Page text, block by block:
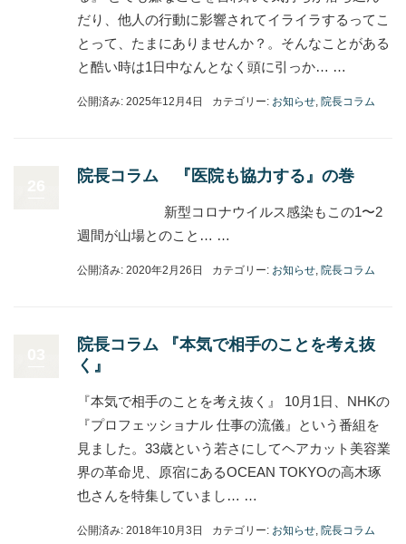
だり、他人の行動に影響されてイライラするってこ
とって、たまにありませんか？。そんなことがある
と酷い時は1日中なんとなく頭に引っか… …
公開済み: 2025年12月4日 カテゴリー: お知らせ, 院長コラム
院長コラム 『医院も協力する』の巻
新型コロナウイルス感染もこの1〜2
週間が山場とのこと… …
公開済み: 2020年2月26日 カテゴリー: お知らせ, 院長コラム
院長コラム 『本気で相手のことを考え抜
く』
『本気で相手のことを考え抜く』 10月1日、NHKの
『プロフェッショナル 仕事の流儀』という番組を
見ました。33歳という若さにしてヘアカット美容業
界の革命児、原宿にあるOCEAN TOKYOの高木琢
也さんを特集していまし… …
公開済み: 2018年10月3日 カテゴリー: お知らせ, 院長コラム